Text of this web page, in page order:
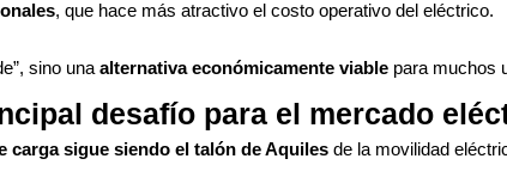
, que hace más atractivo el costo operativo del eléctrico.
sino unaalternativa económicamente viablepara muchos
desafío para el mercado
carga sigue siendo el talón de Aquilesde la movilidad